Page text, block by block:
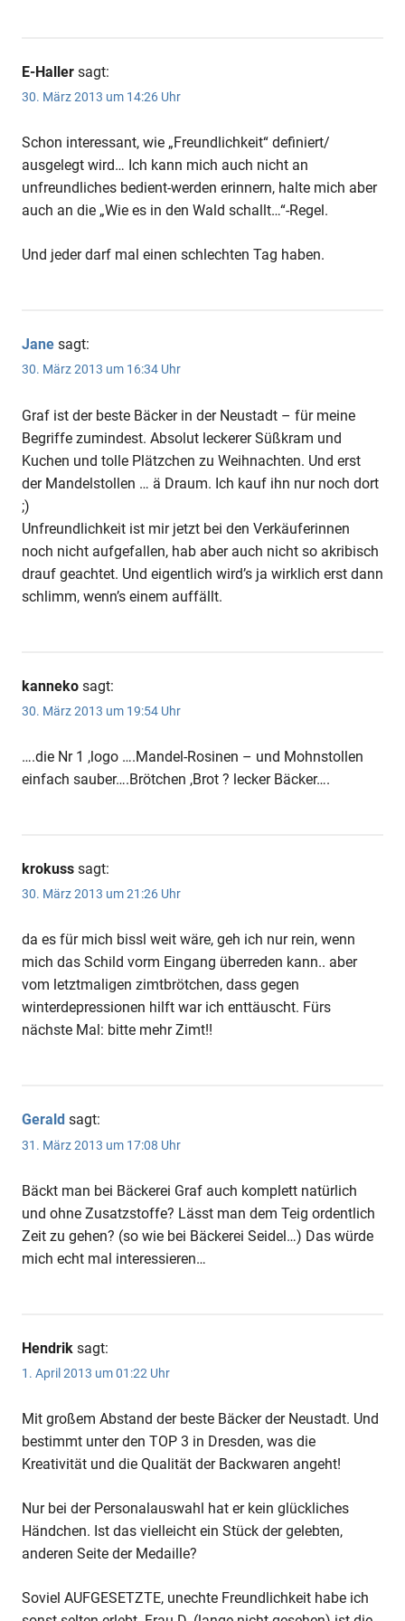
E-Haller sagt:
30. März 2013 um 14:26 Uhr
Schon interessant, wie „Freundlichkeit“ definiert/
ausgelegt wird… Ich kann mich auch nicht an
unfreundliches bedient-werden erinnern, halte mich aber
auch an die „Wie es in den Wald schallt…“-Regel.
Und jeder darf mal einen schlechten Tag haben.
Jane sagt:
30. März 2013 um 16:34 Uhr
Graf ist der beste Bäcker in der Neustadt – für meine
Begriffe zumindest. Absolut leckerer Süßkram und
Kuchen und tolle Plätzchen zu Weihnachten. Und erst
der Mandelstollen … ä Draum. Ich kauf ihn nur noch dort
;)
Unfreundlichkeit ist mir jetzt bei den Verkäuferinnen
noch nicht aufgefallen, hab aber auch nicht so akribisch
drauf geachtet. Und eigentlich wird’s ja wirklich erst dann
schlimm, wenn’s einem auffällt.
kanneko sagt:
30. März 2013 um 19:54 Uhr
….die Nr 1 ,logo ….Mandel-Rosinen – und Mohnstollen
einfach sauber….Brötchen ,Brot ? lecker Bäcker….
krokuss sagt:
30. März 2013 um 21:26 Uhr
da es für mich bissl weit wäre, geh ich nur rein, wenn
mich das Schild vorm Eingang überreden kann.. aber
vom letztmaligen zimtbrötchen, dass gegen
winterdepressionen hilft war ich enttäuscht. Fürs
nächste Mal: bitte mehr Zimt!!
Gerald sagt:
31. März 2013 um 17:08 Uhr
Bäckt man bei Bäckerei Graf auch komplett natürlich
und ohne Zusatzstoffe? Lässt man dem Teig ordentlich
Zeit zu gehen? (so wie bei Bäckerei Seidel…) Das würde
mich echt mal interessieren…
Hendrik sagt:
1. April 2013 um 01:22 Uhr
Mit großem Abstand der beste Bäcker der Neustadt. Und
bestimmt unter den TOP 3 in Dresden, was die
Kreativität und die Qualität der Backwaren angeht!
Nur bei der Personalauswahl hat er kein glückliches
Händchen. Ist das vielleicht ein Stück der gelebten,
anderen Seite der Medaille?
Soviel AUFGESETZTE, unechte Freundlichkeit habe ich